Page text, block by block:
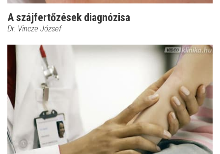
A szájfertőzések diagnózisa
Dr. Vincze József